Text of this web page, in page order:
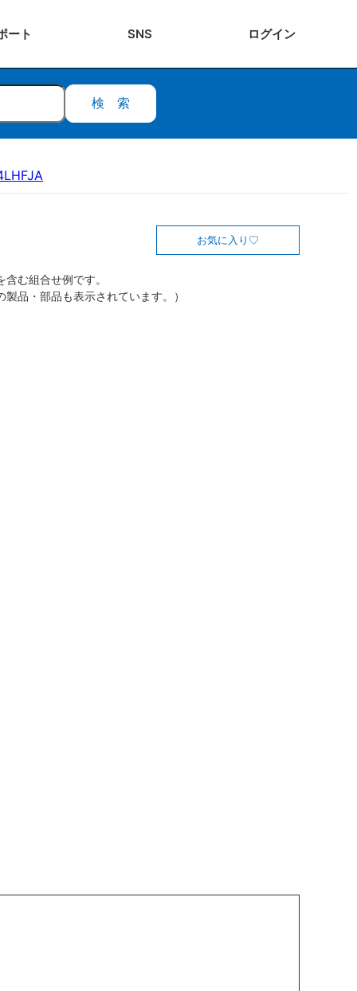
ート SNS ログイン
検索
お気に入り
む組合せ例です。
製品・部品も表示されています。）